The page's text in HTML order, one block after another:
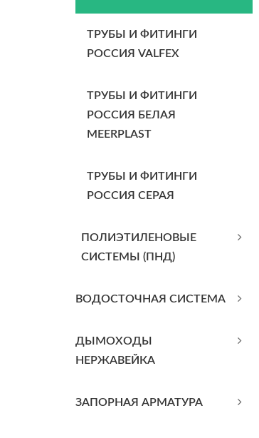
ТРУБЫ И ФИТИНГИ
РОССИЯ VALFEX
ТРУБЫ И ФИТИНГИ
РОССИЯ БЕЛАЯ
MEERPLAST
ТРУБЫ И ФИТИНГИ
РОССИЯ СЕРАЯ
ПОЛИЭТИЛЕНОВЫЕ
СИСТЕМЫ (ПНД)
ВОДОСТОЧНАЯ СИСТЕМА
ДЫМОХОДЫ
НЕРЖАВЕЙКА
ЗАПОРНАЯ АРМАТУРА